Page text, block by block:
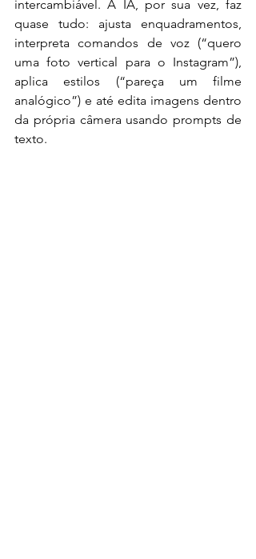
intercambiável. A IA, por sua vez, faz
quase tudo: ajusta enquadramentos,
interpreta comandos de voz (“quero
uma foto vertical para o Instagram”),
aplica estilos (“pareça um filme
analógico”) e até edita imagens dentro
da própria câmera usando prompts de
texto.